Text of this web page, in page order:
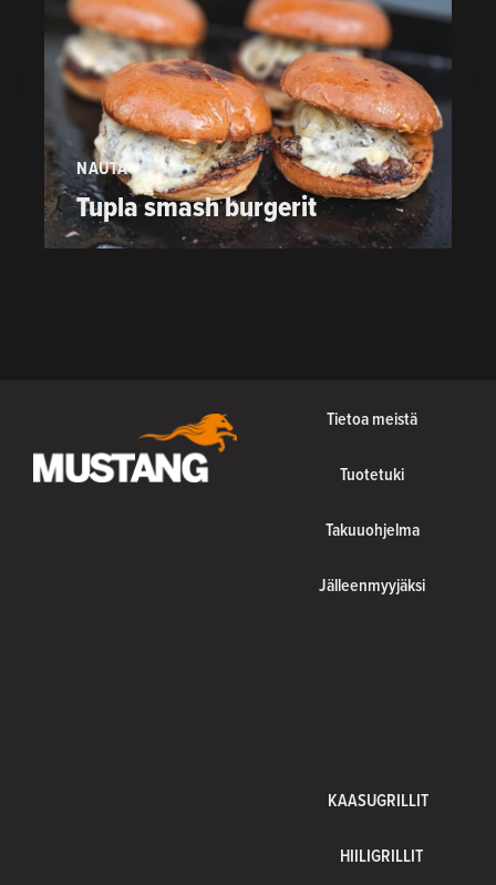
NAUTA
Tupla smash burgerit
Tietoa meistä
Tuotetuki
Takuuohjelma
Jälleenmyyjäksi
KAASUGRILLIT
HIILIGRILLIT